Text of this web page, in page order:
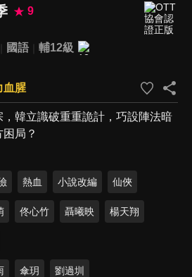
9
國語
輔12級
血腥
韓立識破重重詭計，巧設陣法暗
局？
熱血 小說改編 仙俠
佟心竹 聶曦映 楊天翔
傘玥 劉過圳